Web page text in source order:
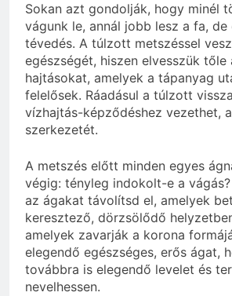
Sokan azt gondolják, hogy minél
vágunk le, annál jobb lesz a fa, de
tévedés. A túlzott metszéssel
egészségét, hiszen elvesszük tőle
hajtásokat, amelyek a tápanyag
felelősek. Ráadásul a túlzott
vízhajtás-képződéshez vezethet,
szerkezetét.
A metszés előtt minden egyes
végig: tényleg indokolt-e a
az ágakat távolítsd el, amelyek
keresztező, dörzsölődő
amelyek zavarják a korona
elegendő egészséges, erős ágat,
továbbra is elegendő levelet és
nevelhessen.